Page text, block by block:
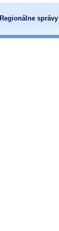
Regionálne správy